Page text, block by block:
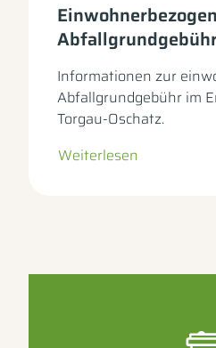
Informationen zur
Abfallgrundgebühr im
Torgau-Oschatz.
– zur Unterseite
Weiterlesen